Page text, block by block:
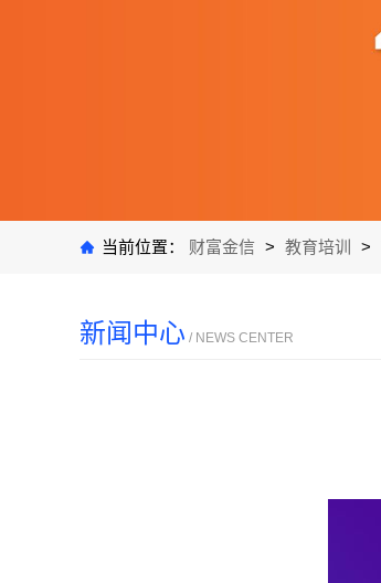
当前位置： 财富金信 > 教育培训 >
新闻中心 / NEWS CENTER